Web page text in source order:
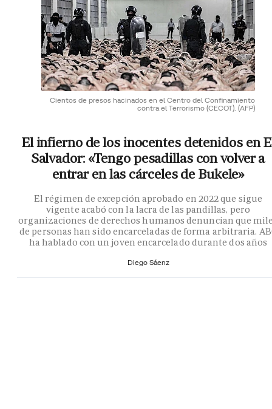
Cientos de presos hacinados en el Centro del Confinamiento
contra el Terrorismo (CECOT). (AFP)
El infierno de los inocentes detenidos en
Salvador: «Tengo pesadillas con volver a
entrar en las cárceles de Bukele»
El régimen de excepción aprobado en 2022 que sigue
vigente acabó con la lacra de las pandillas, pero
organizaciones de derechos humanos denuncian que
de personas han sido encarceladas de forma arbitraria.
ha hablado con un joven encarcelado durante dos años
Diego Sáenz